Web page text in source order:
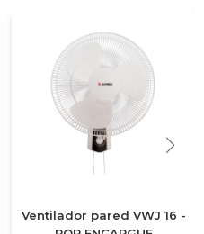
Ventilador pared VWJ 16 -